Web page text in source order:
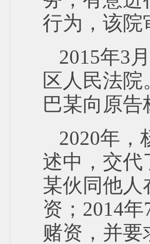
行为，该院
2015年3
区人民法
巴某向原
2020年，
述中，交代
某伙同他人
资；2014
赌资，并要